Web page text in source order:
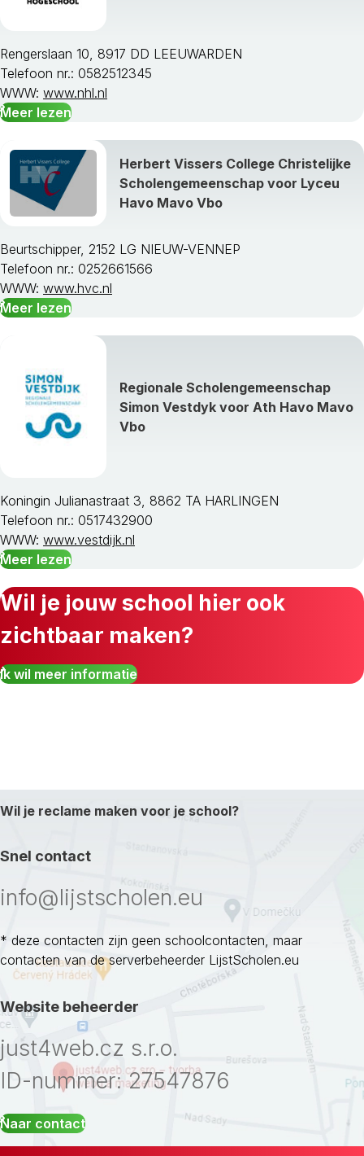
Rengerslaan 10, 8917 DD LEEUWARDEN
Telefoon nr.: 0582512345
WWW: www.nhl.nl
Meer lezen
Herbert Vissers College Christelijke
Scholengemeenschap voor Lyceu
Havo Mavo Vbo
Beurtschipper, 2152 LG NIEUW-VENNEP
Telefoon nr.: 0252661566
WWW: www.hvc.nl
Meer lezen
Regionale Scholengemeenschap
Simon Vestdyk voor Ath Havo Mavo
Vbo
Koningin Julianastraat 3, 8862 TA HARLINGEN
Telefoon nr.: 0517432900
WWW: www.vestdijk.nl
Meer lezen
Wil je jouw school hier ook
zichtbaar maken?
Ik wil meer informatie
Wil je reclame maken voor je school?
Snel contact
info@lijstscholen.eu
* deze contacten zijn geen schoolcontacten, maar
contacten van de serverbeheerder LijstScholen.eu
Website beheerder
just4web.cz s.r.o.
ID-nummer: 27547876
Naar contact